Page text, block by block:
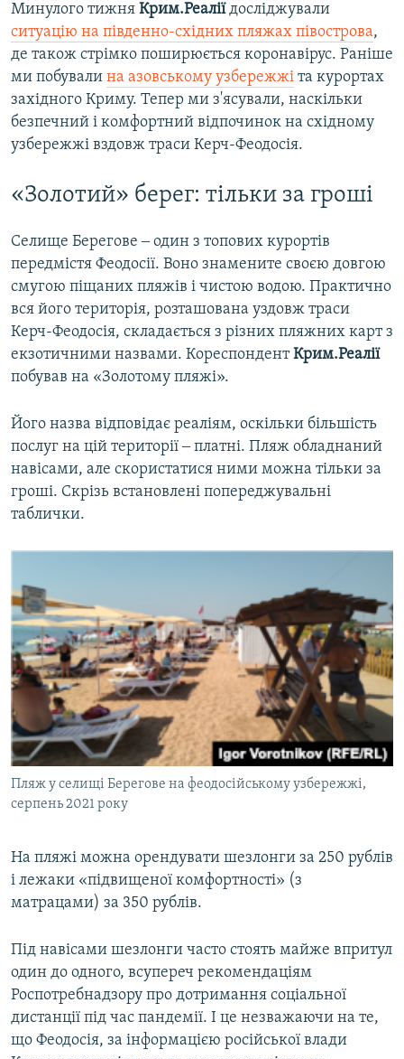
Минулого тижня Крим.Реаліїдосліджували
ситуацію на південно-східних пляжах півострова,
де також стрімко поширюється коронавірус. Раніше
ми побували на азовському узбережжі та курортах
західного Криму. Тепер ми з'ясували, наскільки
безпечний і комфортний відпочинок на східному
узбережжі вздовж траси Керч-Феодосія.
«Золотий» берег: тільки за гроші
Селище Берегове ‒ один з топових курортів
передмістя Феодосії. Воно знамените своєю довгою
смугою піщаних пляжів і чистою водою. Практично
вся його територія, розташована уздовж траси
Керч-Феодосія, складається з різних пляжних карт з
екзотичними назвами. КореспондентКрим.Реалії
побував на «Золотому пляжі».
Його назва відповідає реаліям, оскільки більшість
послуг на цій території ‒ платні. Пляж обладнаний
навісами, але скористатися ними можна тільки за
гроші. Скрізь встановлені попереджувальні
таблички.
Пляж у селищі Берегове на феодосійському узбережжі,
серпень 2021 року
На пляжі можна орендувати шезлонги за 250 рублів
і лежаки «підвищеної комфортності» (з
матрацами) за 350 рублів.
Під навісами шезлонги часто стоять майже впритул
один до одного, всупереч рекомендаціям
Роспотребнадзору про дотримання соціальної
дистанції під час пандемії. І це незважаючи на те,
що Феодосія, за інформацією російської влади